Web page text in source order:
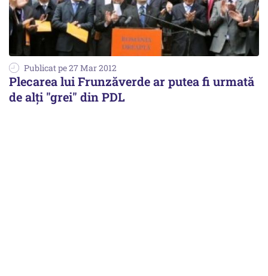
Publicat pe 27 Mar 2012
Plecarea lui Frunzăverde ar putea fi urmată
de alți "grei" din PDL